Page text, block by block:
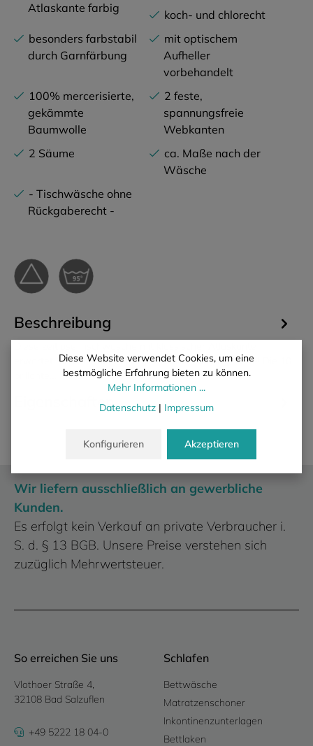
Atlaskante farbig
koch- und chlorecht
besonders farbstabil
durch Garnfärbung
mit optischem
Aufheller
vorbehandelt
100% mercerisierte,
gekämmte
Baumwolle
2 feste,
spannungsfreie
Webkanten
2 Säume
ca. Maße nach der
Wäsche
- Tischwäsche ohne
Rückgaberecht -
Beschreibung
erwartet Sie mit einer außergewöhnlichen Farbpalette! Die 10
Mehr
Eigenschaften
Wir liefern ausschließlich an gewerbliche
Kunden.
Es erfolgt kein Verkauf an private Verbraucher i.
S. d. § 13 BGB. Unsere Preise verstehen sich
zuzüglich Mehrwertsteuer.
So erreichen Sie uns
Vlothoer Straße 4,
32108 Bad Salzuflen
+49 5222 18 04-0
Schlafen
Bettwäsche
Matratzenschoner
Inkontinenzunterlagen
Bettlaken
Diese Website verwendet Cookies, um eine
bestmögliche Erfahrung bieten zu können.
Mehr Informationen ...
Datenschutz | Impressum
Konfigurieren Akzeptieren